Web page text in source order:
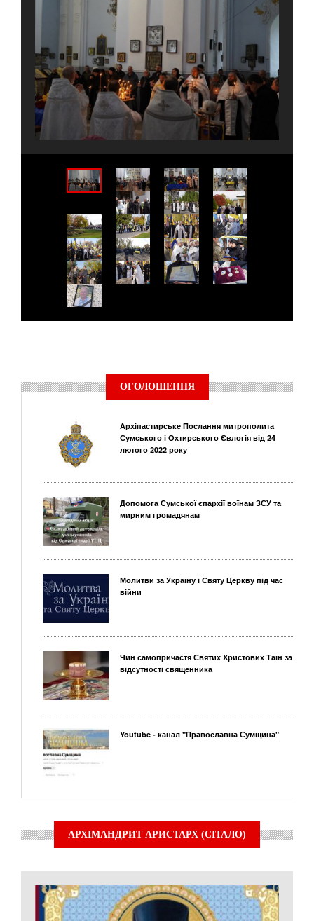
ОГОЛОШЕННЯ
Архіпастирське Послання митрополита
Сумського і Охтирського Євлогія від 24
лютого 2022 року
Допомога Сумської єпархії воїнам ЗСУ та
мирним громадянам
Молитви за Україну і Святу Церкву під час
війни
Чин самопричастя Святих Христових Таїн за
відсутності священника
Youtube - канал "Православна Сумщина"
АРХІМАНДРИТ АРИСТАРХ (СІТАЛО)